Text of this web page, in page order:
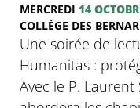
MERCREDI 14
COLLÈGE DES
Une soirée de
Humanitas :
Avec le P.